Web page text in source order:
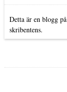
Detta är en blogg
skribentens.